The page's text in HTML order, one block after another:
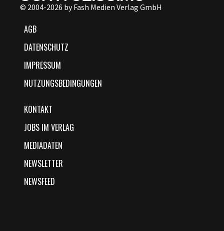
© 2004-2026 by Fash Medien Verlag GmbH
AGB
DATENSCHUTZ
IMPRESSUM
NUTZUNGSBEDINGUNGEN
KONTAKT
JOBS IM VERLAG
MEDIADATEN
NEWSLETTER
NEWSFEED